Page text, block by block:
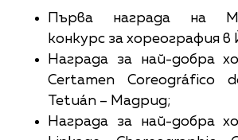
Първа награда на
конкурс за хореография в
Награда за най-добра
Certamen Coreográfico
Tetuán – Мадрид;
Награда за най-добра